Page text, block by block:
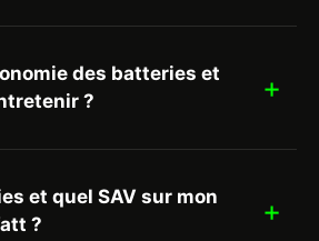
des batteries et
?
et quel SAV sur mon
?